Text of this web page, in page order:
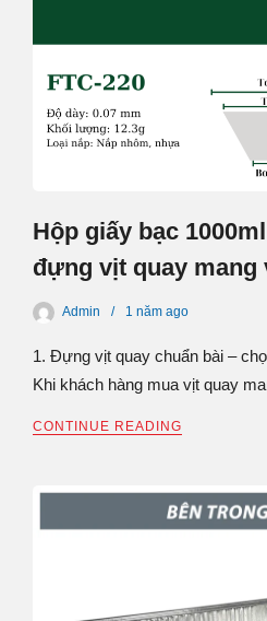
Hộp giấy bạc
đựng vịt quay mang
Admin 1 năm ago
1. Đựng vịt quay chuẩn bài –
Khi khách hàng mua vịt quay
CONTINUE READING